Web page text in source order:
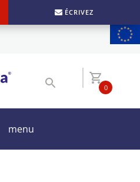
ÉCRIVEZ
0
menu